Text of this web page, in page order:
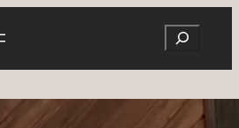
Search